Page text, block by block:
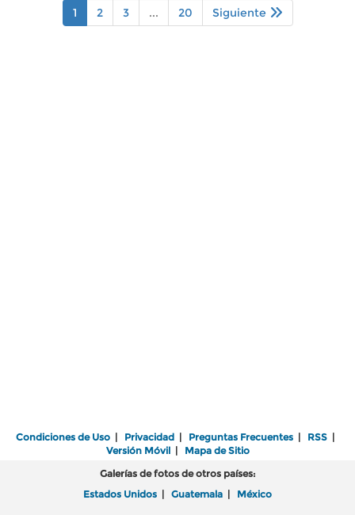
1 2 3 ... 20 Siguiente
Condiciones de Uso | Privacidad | Preguntas Frecuentes | RSS |
Versión Móvil| Mapa de Sitio
Galerías de fotos de otros países:
Estados Unidos | Guatemala | México